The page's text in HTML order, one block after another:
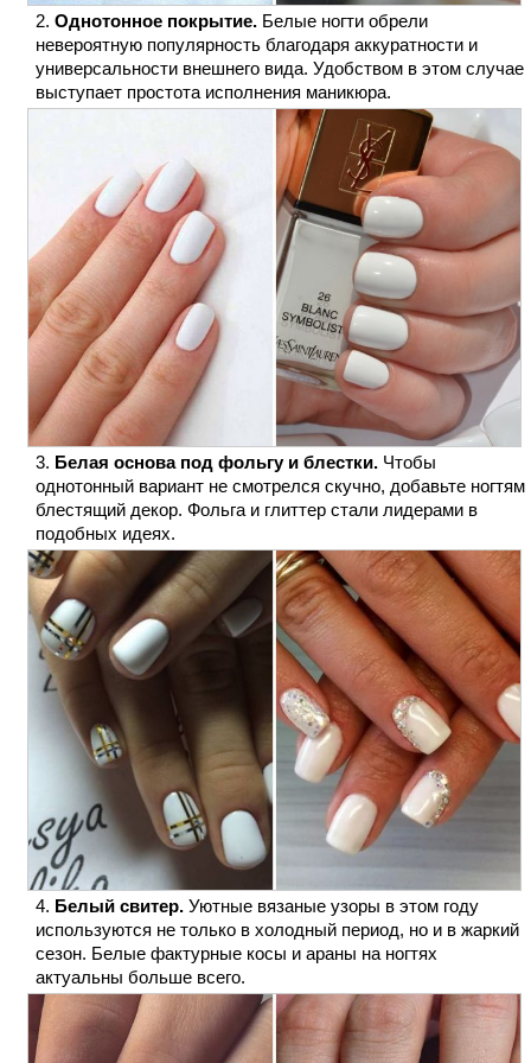
Однотонное покрытие. Белые ногти обрели
невероятную популярность благодаря аккуратности и
универсальности внешнего вида. Удобством в этом случае
выступает простота исполнения маникюра.
Белая основа под фольгу и блестки. Чтобы
однотонный вариант не смотрелся скучно, добавьте ногтям
блестящий декор. Фольга и глиттер стали лидерами в
подобных идеях.
Белый свитер. Уютные вязаные узоры в этом году
используются не только в холодный период, но и в жаркий
сезон. Белые фактурные косы и араны на ногтях
актуальны больше всего.